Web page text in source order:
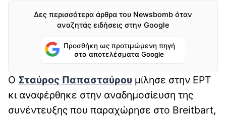
Δες περισσότερα άρθρα του Newsbomb όταν
αναζητάς ειδήσεις στην Google
Προσθήκη ως προτιμώμενη πηγή
στα αποτελέσματα Google
Ο Σταύρος Παπασταύρου μίλησε στην ΕΡΤ
κι αναφέρθηκε στην αναδημοσίευση της
συνέντευξης που παραχώρησε στο Breitbart,